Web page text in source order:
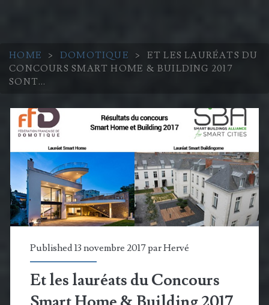
HOME > DOMOTIQUE >
ET LES LAURÉATS DU
CONCOURS SMART HOME & BUILDING 2017
SONT…
Published 13 novembre 2017 parHervé
Et les lauréats du Concours